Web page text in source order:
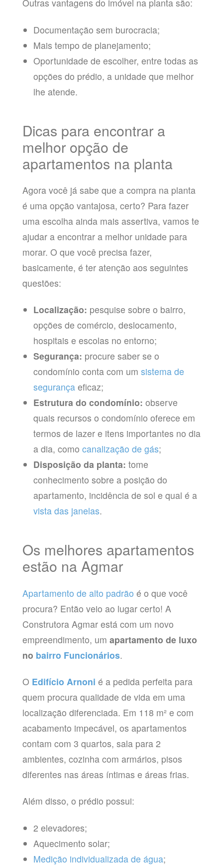
Outras vantagens do imóvel na planta são:
Documentação sem burocracia;
Mais tempo de planejamento;
Oportunidade de escolher, entre todas as
opções do prédio, a unidade que melhor
lhe atende.
Dicas para encontrar a
melhor opção de
apartamentos na planta
Agora você já sabe que a compra na planta
é uma opção vantajosa, certo? Para fazer
uma escolha ainda mais assertiva, vamos te
ajudar a encontrar a melhor unidade para
morar. O que você precisa fazer,
basicamente, é ter atenção aos seguintes
questões:
Localização: pesquise sobre o bairro,
opções de comércio, deslocamento,
hospitais e escolas no entorno;
Segurança: procure saber se o
condomínio conta com umsistema de
segurança eficaz;
Estrutura do condomínio: observe
quais recursos o condomínio oferece em
termos de lazer e itens importantes no dia
a dia, comocanalização de gás;
Disposição da planta: tome
conhecimento sobre a posição do
apartamento, incidência de sol e qual é a
vista das janelas.
Os melhores apartamentos
estão na Agmar
Apartamento de alto padrão é o que você
procura? Então veio ao lugar certo! A
Construtora Agmar está com um novo
empreendimento, um apartamento de luxo
no bairro Funcionários.
O Edifício Arnoni é a pedida perfeita para
quem procura qualidade de vida em uma
localização diferenciada. Em 118 m² e com
acabamento impecável, os apartamentos
contam com 3 quartos, sala para 2
ambientes, cozinha com armários, pisos
diferentes nas áreas íntimas e áreas frias.
Além disso, o prédio possui:
2 elevadores;
Aquecimento solar;
Medição individualizada de água;